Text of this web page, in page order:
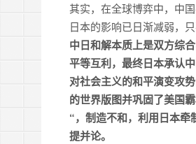
其实，在全球博弈中，中
日本的影响已日渐减弱，
中日和解本质上是双方综
平等互利，最终日本承认
对社会主义的和平演变攻
的世界版图并巩固了美国
“，制造不和，利用日本
提并论。